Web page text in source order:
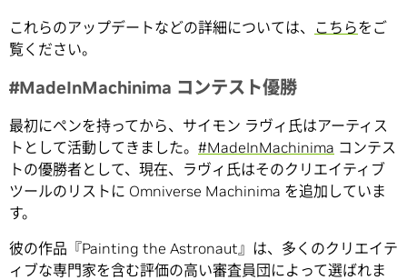
これらのアップデートなどの詳細については、 こちらをご
覧ください。
#MadeInMachinima コンテスト優勝
最初にペンを持ってから、サイモン ラヴィ氏はアーティス
トとして活動してきました。 #MadeInMachinima コンテス
トの優勝者として、現在、ラヴィ氏はそのクリエイティブ
ツールのリストに Omniverse Machinima を追加していま
す。
彼の作品『Painting the Astronaut』は、多くのクリエイテ
ィブな専門家を含む評価の高い審査員団によって選ばれま